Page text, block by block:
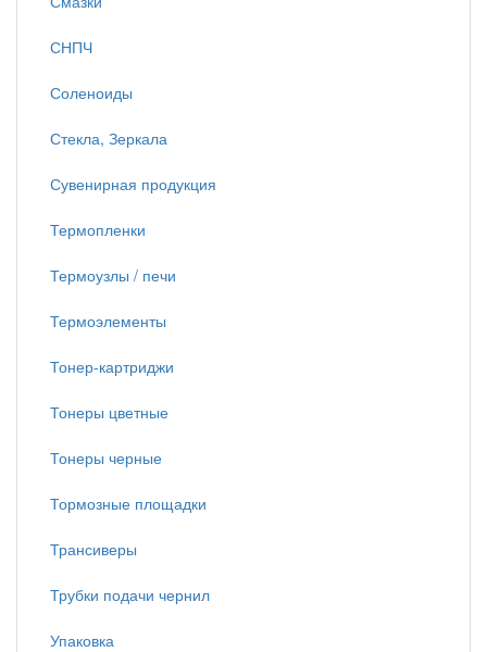
СНПЧ
Соленоиды
Стекла, Зеркала
Сувенирная продукция
Термопленки
Термоузлы / печи
Термоэлементы
Тонер-картриджи
Тонеры цветные
Тонеры черные
Тормозные площадки
Трансиверы
Трубки подачи чернил
Упаковка